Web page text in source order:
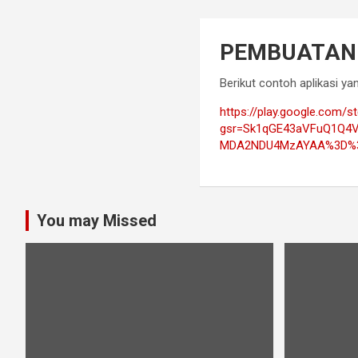
Berikut contoh aplikasi
https://play.google.com/
You may Missed